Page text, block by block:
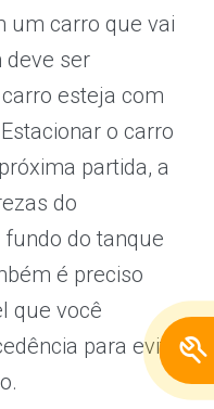
um carro que vai
deve ser
esteja com
o carro
partida, a
do
do tanque
é preciso
que você
para evitar